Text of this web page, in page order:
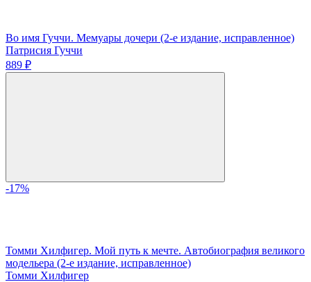
Во имя Гуччи. Мемуары дочери (2-е издание, исправленное)
Патрисия Гуччи
889 ₽
-17%
Томми Хилфигер. Мой путь к мечте. Автобиография великого
модельера (2-е издание, исправленное)
Томми Хилфигер